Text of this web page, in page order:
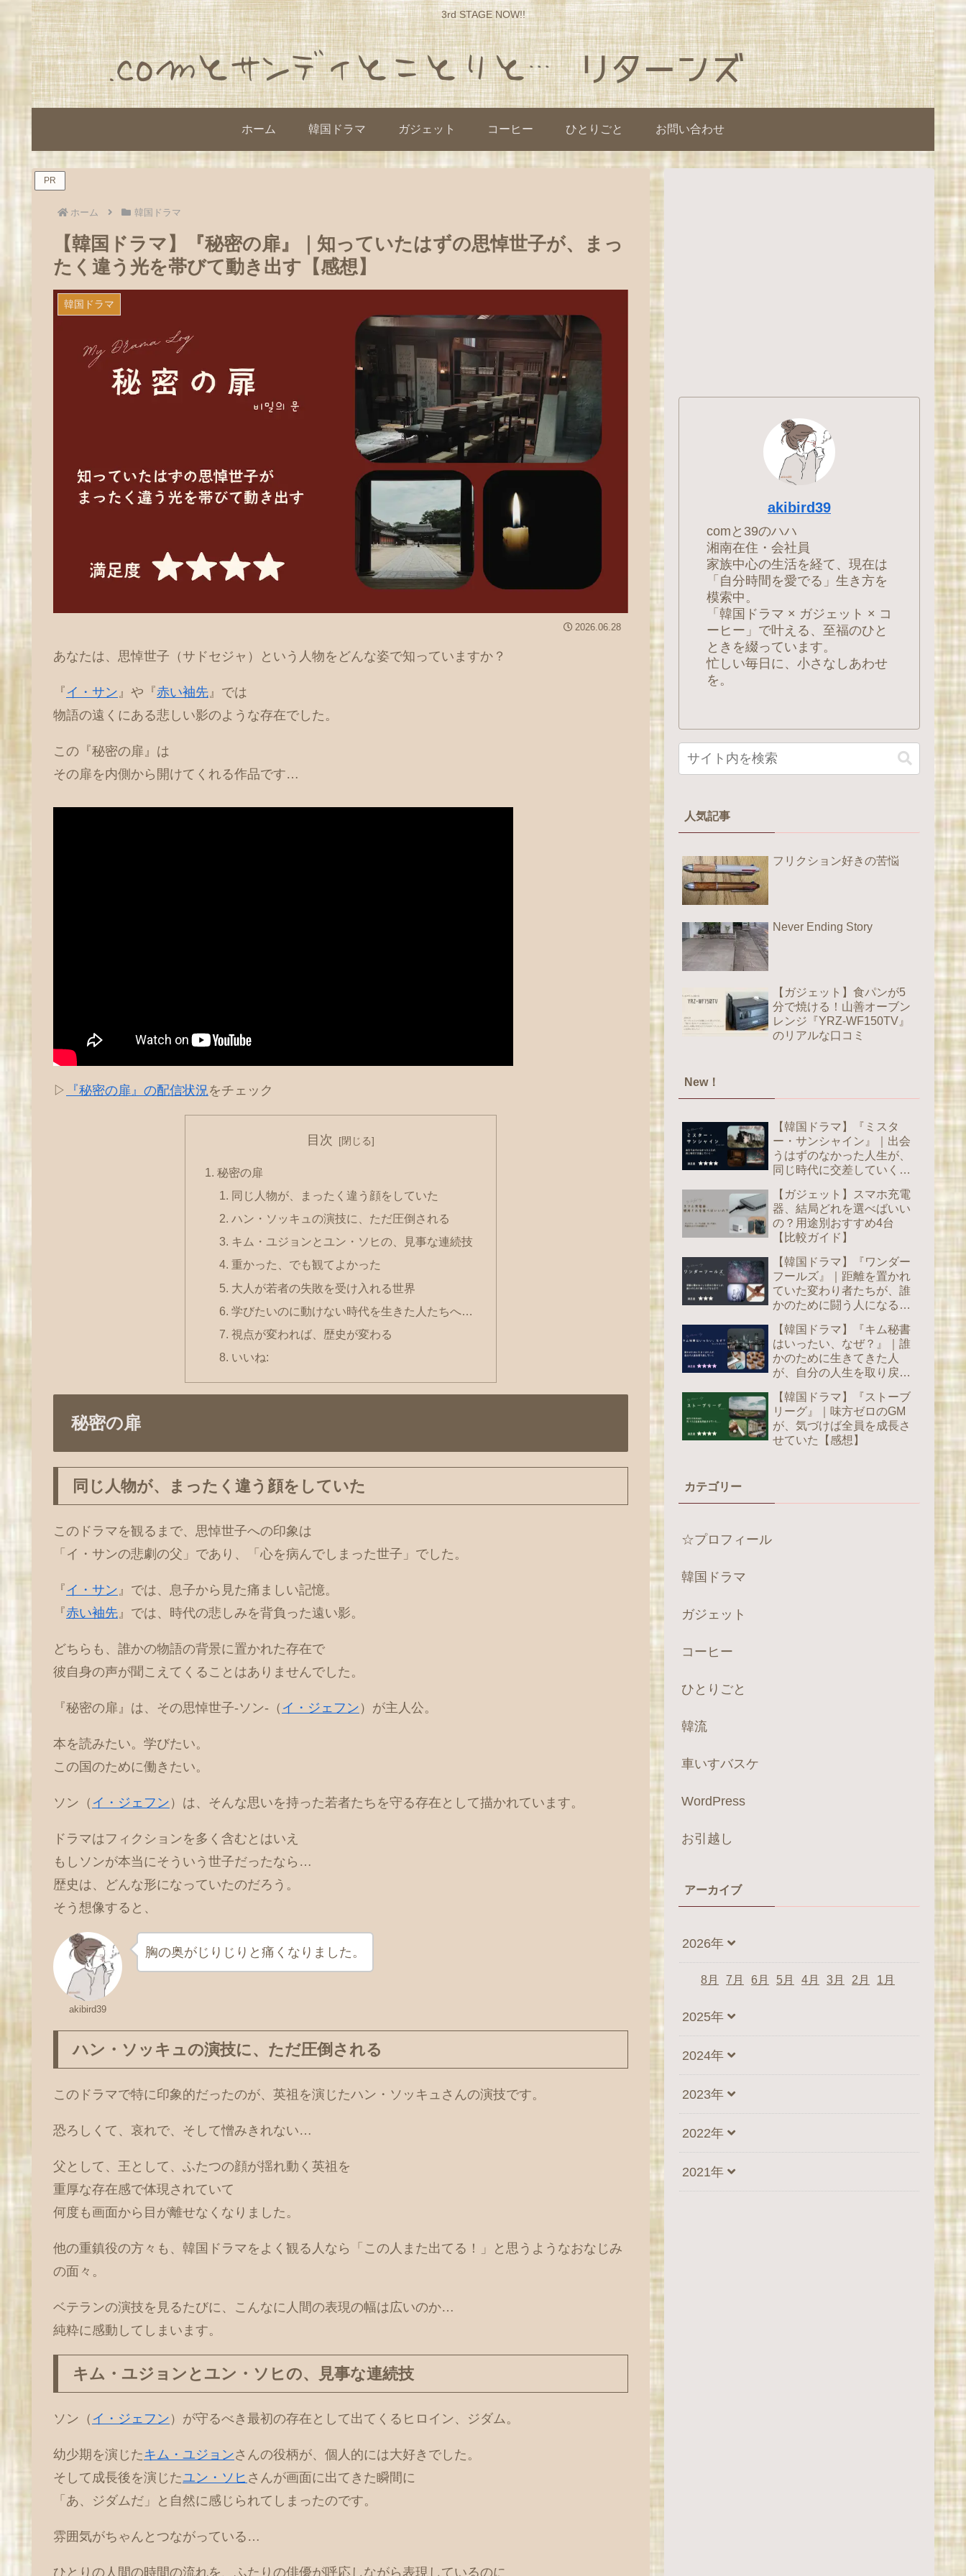
3rd STAGE NOW!!
ホーム 韓国ドラマ ガジェット コーヒー ひとりごと お問い合わせ
PR
ホーム 韓国ドラマ
【韓国ドラマ】『秘密の扉』｜知っていたはずの思悼世子が、まっ
たく違う光を帯びて動き出す【感想】
韓国ドラマ
2026.06.28
あなたは、思悼世子（サドセジャ）という人物をどんな姿で知っていますか？
『 イ・サン 』や『赤い袖先 』では
物語の遠くにある悲しい影のような存在でした。
この『秘密の扉』は
その扉を内側から開けてくれる作品です…
▷ 『秘密の扉』の配信状況をチェック
目次
秘密の扉
同じ人物が、まったく違う顔をしていた
ハン・ソッキュの演技に、ただ圧倒される
キム・ユジョンとユン・ソヒの、見事な連続技
重かった、でも観てよかった
大人が若者の失敗を受け入れる世界
学びたいのに動けない時代を生きた人たちへ…
視点が変われば、歴史が変わる
いいね:
秘密の扉
同じ人物が、まったく違う顔をしていた
このドラマを観るまで、思悼世子への印象は
「イ・サンの悲劇の父」であり、「心を病んでしまった世子」でした。
『 イ・サン』では、息子から見た痛ましい記憶。
『赤い袖先』では、時代の悲しみを背負った遠い影。
どちらも、誰かの物語の背景に置かれた存在で
彼自身の声が聞こえてくることはありませんでした。
『秘密の扉』は、その思悼世子-ソン-（ イ・ジェフン ）が主人公。
本を読みたい。学びたい。
この国のために働きたい。
ソン（ イ・ジェフン ）は、そんな思いを持った若者たちを守る存在として描かれています。
ドラマはフィクションを多く含むとはいえ
もしソンが本当にそういう世子だったなら…
歴史は、どんな形になっていたのだろう。
そう想像すると、
akibird39
胸の奥がじりじりと痛くなりました。
ハン・ソッキュの演技に、ただ圧倒される
このドラマで特に印象的だったのが、英祖を演じたハン・ソッキュさんの演技です。
恐ろしくて、哀れで、そして憎みきれない…
父として、王として、ふたつの顔が揺れ動く英祖を
重厚な存在感で体現されていて
何度も画面から目が離せなくなりました。
他の重鎮役の方々も、韓国ドラマをよく観る人なら「この人また出てる！」と思うようなおなじみ
の面々。
ベテランの演技を見るたびに、こんなに人間の表現の幅は広いのか…
純粋に感動してしまいます。
キム・ユジョンとユン・ソヒの、見事な連続技
ソン（ イ・ジェフン ）が守るべき最初の存在として出てくるヒロイン、ジダム。
幼少期を演じたキム・ユジョンさんの役柄が、個人的には大好きでした。
そして成長後を演じたユン・ソヒ さんが画面に出てきた瞬間に
「あ、ジダムだ」と自然に感じられてしまったのです。
雰囲気がちゃんとつながっている…
ひとりの人間の時間の流れを、ふたりの俳優が呼応しながら表現しているのに
akibird39
comと39のハハ
湘南在住・会社員
家族中心の生活を経て、現在は
「自分時間を愛でる」生き方を
模索中。
「韓国ドラマ × ガジェット × コ
ーヒー」で叶える、至福のひと
ときを綴っています。
忙しい毎日に、小さなしあわせ
を。
人気記事
フリクション好きの苦悩
Never Ending Story
【ガジェット】食パンが5
分で焼ける！山善オーブン
レンジ『YRZ-WF150TV』
のリアルな口コミ
New！
【韓国ドラマ】『ミスタ
ー・サンシャイン』｜出会
うはずのなかった人生が、
同じ時代に交差していく
【ガジェット】スマホ充電
器、結局どれを選べばいい
の？用途別おすすめ4台
【比較ガイド】
【韓国ドラマ】『ワンダー
フールズ』｜距離を置かれ
ていた変わり者たちが、誰
かのために闘う人になるま
【韓国ドラマ】『キム秘書
はいったい、なぜ？』｜誰
かのために生きてきた人
が、自分の人生を取り戻し
【韓国ドラマ】『ストーブ
リーグ』｜味方ゼロのGM
が、気づけば全員を成長さ
せていた【感想】
カテゴリー
☆プロフィール
韓国ドラマ
ガジェット
コーヒー
ひとりごと
韓流
車いすバスケ
WordPress
お引越し
アーカイブ
2026年
8月 7月 6月 5月 4月 3月 2月 1月
2025年
2024年
2023年
2022年
2021年